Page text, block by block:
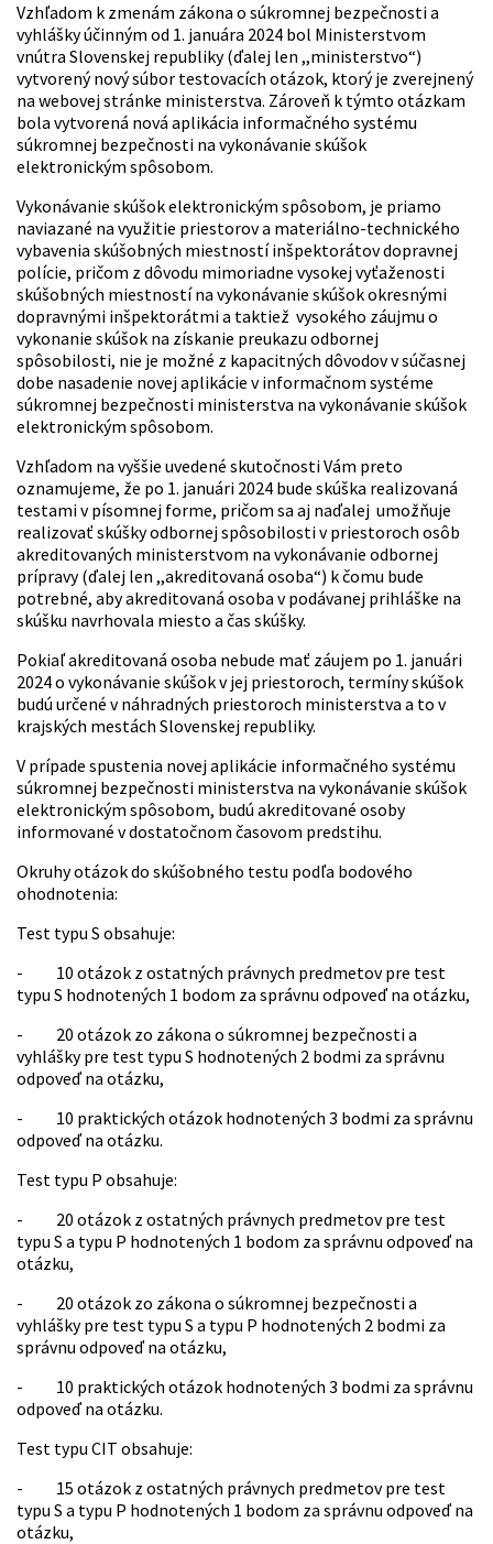
Vzhľadom k zmenám zákona o súkromnej bezpečnosti a
vyhlášky účinným od 1. januára 2024 bol Ministerstvom
vnútra Slovenskej republiky (ďalej len ,,ministerstvo“)
vytvorený nový súbor testovacích otázok, ktorý je zverejnený
na webovej stránke ministerstva. Zároveň k týmto otázkam
bola vytvorená nová aplikácia informačného systému
súkromnej bezpečnosti na vykonávanie skúšok
elektronickým spôsobom.
Vykonávanie skúšok elektronickým spôsobom, je priamo
naviazané na využitie priestorov a materiálno-technického
vybavenia skúšobných miestností inšpektorátov dopravnej
polície, pričom z dôvodu mimoriadne vysokej vyťaženosti
skúšobných miestností na vykonávanie skúšok okresnými
dopravnými inšpektorátmi a taktiež vysokého záujmu o
vykonanie skúšok na získanie preukazu odbornej
spôsobilosti, nie je možné z kapacitných dôvodov v súčasnej
dobe nasadenie novej aplikácie v informačnom systéme
súkromnej bezpečnosti ministerstva na vykonávanie skúšok
elektronickým spôsobom.
Vzhľadom na vyššie uvedené skutočnosti Vám preto
oznamujeme, že po 1. januári 2024 bude skúška realizovaná
testami v písomnej forme, pričom sa aj naďalej umožňuje
realizovať skúšky odbornej spôsobilosti v priestoroch osôb
akreditovaných ministerstvom na vykonávanie odbornej
prípravy (ďalej len ,,akreditovaná osoba“) k čomu bude
potrebné, aby akreditovaná osoba v podávanej prihláške na
skúšku navrhovala miesto a čas skúšky.
Pokiaľ akreditovaná osoba nebude mať záujem po 1. januári
2024 o vykonávanie skúšok v jej priestoroch, termíny skúšok
budú určené v náhradných priestoroch ministerstva a to v
krajských mestách Slovenskej republiky.
V prípade spustenia novej aplikácie informačného systému
súkromnej bezpečnosti ministerstva na vykonávanie skúšok
elektronickým spôsobom, budú akreditované osoby
informované v dostatočnom časovom predstihu.
Okruhy otázok do skúšobného testu podľa bodového
ohodnotenia:
Test typu S obsahuje:
- 10 otázok z ostatných právnych predmetov pre test
typu S hodnotených 1 bodom za správnu odpoveď na otázku,
- 20 otázok zo zákona o súkromnej bezpečnosti a
vyhlášky pre test typu S hodnotených 2 bodmi za správnu
odpoveď na otázku,
- 10 praktických otázok hodnotených 3 bodmi za správnu
odpoveď na otázku.
Test typu P obsahuje:
- 20 otázok z ostatných právnych predmetov pre test
typu S a typu P hodnotených 1 bodom za správnu odpoveď na
otázku,
- 20 otázok zo zákona o súkromnej bezpečnosti a
vyhlášky pre test typu S a typu P hodnotených 2 bodmi za
správnu odpoveď na otázku,
- 10 praktických otázok hodnotených 3 bodmi za správnu
odpoveď na otázku.
Test typu CIT obsahuje:
- 15 otázok z ostatných právnych predmetov pre test
typu S a typu P hodnotených 1 bodom za správnu odpoveď na
otázku,